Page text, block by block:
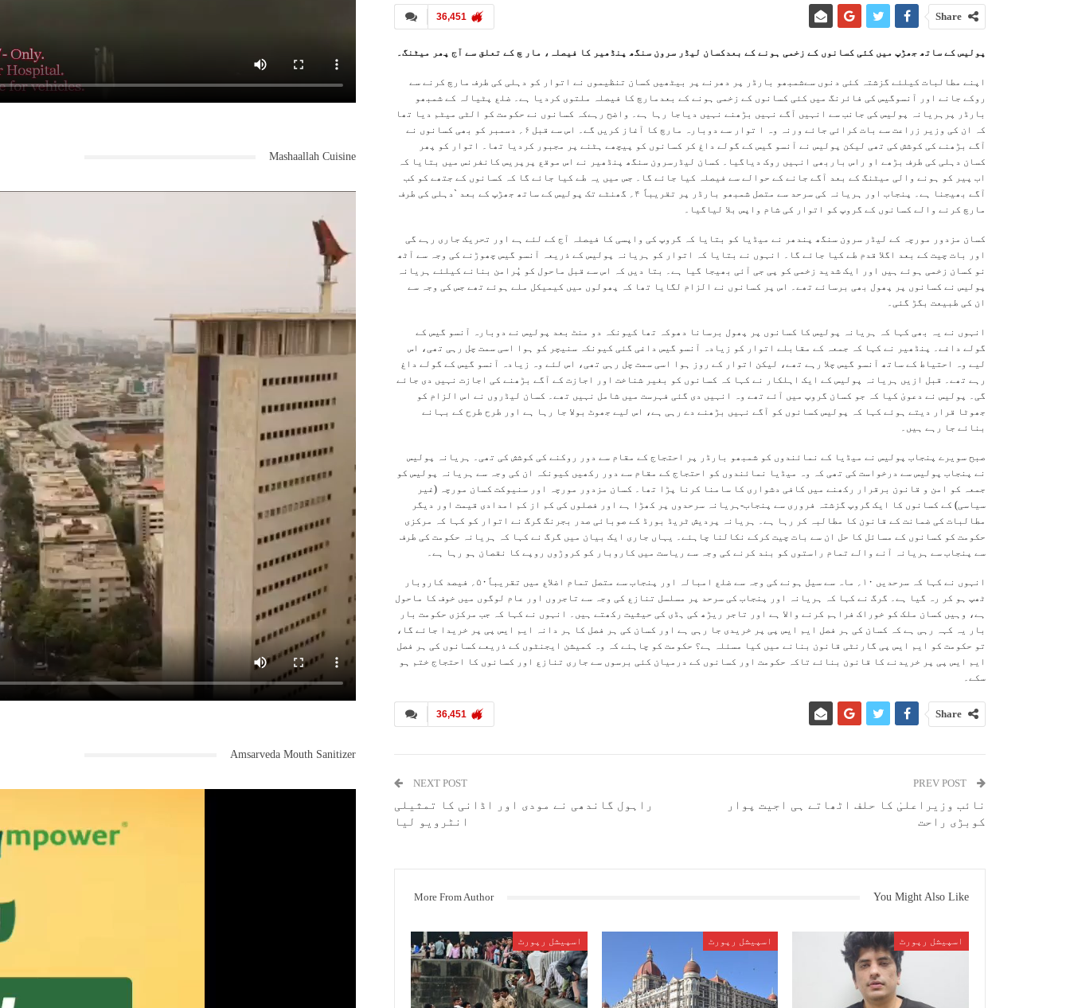
36,451 Share
پولیس کے ساتھ جھڑپ میں کئی کسانوں کے زخمی ہونے کے بعدکسان لیڈر سرون سنگھ پنڈھیر کا فیصلہ، مار چ کے تعلق سے آج پھر میٹنگ۔
اپنے مطالبات کیلئے گزشتہ کئی دنوں سےشمبھو بارڈر پر دھرنے پر بیٹھیں کسان تنظیموں نے اتوار کو دہلی کی طرف مارچ کرنے سے
روکے جانے اور آنسوگیس کی فائرنگ میں کئی کسانوں کے زخمی ہونے کے بعدمارچ کا فیصلہ ملتوی کردیا ہے۔ ضلع پٹیالہ کے شمبھو
بارڈر پرہریانہ پولیس کی جانب سے انہیں آگے نہیں بڑھنے نہیں دیاجا رہا ہے۔ واضح رہےکہ کسانوں نے حکومت کو الٹی میٹم دیا تھا
کہ ان کی وزیر زراعت سے بات کرائی جائے ورنہ وہ ا توار سے دوبارہ مارچ کا آغاز کریں گے۔ اس سے قبل ۶؍ دسمبر کو بھی کسانوں نے
آگے بڑھنے کی کوشش کی تھی لیکن پولیس نے آنسو گیس کے گولے داغ کر کسانوں کو پیچھے ہٹنے پر مجبور کردیا تھا۔ اتوار کو پھر
کسان دہلی کی طرف بڑھے او راس باربھی انہیں روک دیاگیا۔ کسان لیڈرسرون سنگھ پنڈھیر نے اس موقع پرپریس کانفرنس میں بتایا کہ
اب پیر کو ہونے والی میٹنگ کے بعد آگے جانے کے حوالے سے فیصلہ کیا جائے گا۔ جس میں یہ طے کیا جائے گا کہ کسانوں کے جتھے کو کب
آگے بھیجنا ہے۔ پنجاب اور ہریانہ کی سرحد سے متصل شمبھو بارڈر پر تقریباً ۴؍ گھنٹے تک پولیس کے ساتھ جھڑپ کے بعد `دہلی کی طرف
مارچ کرنے والے کسانوں کے گروپ کو اتوار کی شام واپس بلا لیاگیا۔
کسان مزدور مورچہ کے لیڈر سرون سنگھ پندھر نے میڈیا کو بتایا کہ گروپ کی واپسی کا فیصلہ آج کے لئے ہے اور تحریک جاری رہے گی
اور بات چیت کے بعد اگلا قدم طے کیا جائے گا۔ انہوں نے بتایا کہ اتوار کو ہریانہ پولیس کے ذریعہ آنسو گیس چھوڑنے کی وجہ سے آٹھ
نو کسان زخمی ہوئے ہیں اور ایک شدید زخمی کو پی جی آئی بھیجا گیا ہے۔ بتا دیں کہ اس سے قبل ماحول کو پُرامن بنانے کیلئے ہریانہ
پولیس نے کسانوں پر پھول بھی برسائے تھے۔ اس پر کسانوں نے الزام لگایا تھا کہ پھولوں میں کیمیکل ملے ہوئے تھے جس کی وجہ سے
ان کی طبیعت بگڑ گئی۔
انہوں نے یہ بھی کہا کہ ہریانہ پولیس کا کسانوں پر پھول برسانا دھوکہ تھا کیونکہ دو منٹ بعد پولیس نے دوبارہ آنسو گیس کے
گولے داغے۔ پنڈھیر نے کہا کہ جمعہ کے مقابلے اتوار کو زیادہ آنسو گیس داغی گئی کیونکہ سنیچر کو ہوا اسی سمت چل رہی تھی، اس
لیے وہ احتیاط کے ساتھ آنسو گیس چلا رہے تھے، لیکن اتوار کے روز ہوا اسی سمت چل رہی تھی، اس لئے وہ زیادہ آنسو گیس کے گولے داغ
رہے تھے۔ قبل ازیں ہریانہ پولیس کے ایک اہلکار نے کہا کہ کسانوں کو بغیر شناخت اور اجازت کے آگے بڑھنے کی اجازت نہیں دی جائے
گی۔ پولیس نے دعویٰ کیا کہ جو کسان گروپ میں آئے تھے وہ انہیں دی گئی فہرست میں شامل نہیں تھے۔ کسان لیڈروں نے اس الزام کو
جھوٹا قرار دیتے ہوئے کہا کہ پولیس کسانوں کو آگے نہیں بڑھنے دے رہی ہے، اس لیے جھوٹ بولا جا رہا ہے اور طرح طرح کے بہانے
بنائے جا رہے ہیں۔
صبح سویرے پنجاب پولیس نے میڈیا کے نمائندوں کو شمبھو بارڈر پر احتجاج کے مقام سے دور روکنے کی کوشش کی تھی۔ ہریانہ پولیس
نے پنجاب پولیس سے درخواست کی تھی کہ وہ میڈیا نمائندوں کو احتجاج کے مقام سے دور رکھیں کیونکہ ان کی وجہ سے ہریانہ پولیس کو
جمعہ کو امن و قانون برقرار رکھنے میں کافی دشواری کا سامنا کرنا پڑا تھا۔ کسان مزدور مورچہ اور سنیوکت کسان مورچہ (غیر
سیاسی) کے کسانوں کا ایک گروپ گزشتہ فروری سے پنجاب-ہریانہ سرحدوں پر کھڑا ہے اور فصلوں کی کم از کم امدادی قیمت اور دیگر
مطالبات کی ضمانت کے قانون کا مطالبہ کر رہا ہے۔ ہریانہ پردیش ٹریڈ بورڈ کے صوبائی صدر بجرنگ گرگ نے اتوار کو کہا کہ مرکزی
حکومت کو کسانوں کے مسائل کا حل ان سے بات چیت کرکے نکالنا چاہئے۔ یہاں جاری ایک بیان میں گرگ نے کہا کہ ہریانہ حکومت کی طرف
سے پنجاب سے ہریانہ آنے والے تمام راستوں کو بند کرنے کی وجہ سے ریاست میں کاروبار کو کروڑوں روپے کا نقصان ہو رہا ہے۔
انہوں نے کہا کہ سرحدیں ۱۰؍ ماہ سے سیل ہونے کی وجہ سے ضلع امبالہ اور پنجاب سے متصل تمام اضلاع میں تقریباً۵۰؍ فیصد کاروبار
ٹھپ ہو کر رہ گیا ہے۔ گرگ نے کہا کہ ہریانہ اور پنجاب کی سرحد پر مسلسل تنازع کی وجہ سے تاجروں اور عام لوگوں میں خوف کا ماحول
ہے، وہیں کسان ملک کو خوراک فراہم کرنے والا ہے اور تاجر ریڑھ کی ہڈی کی حیثیت رکھتے ہیں۔ انہوں نے کہا کہ جب مرکزی حکومت بار
بار یہ کہہ رہی ہے کہ کسان کی ہر فصل ایم ایس پی پر خریدی جا رہی ہے اور کسان کی ہر فصل کا ہر دانہ ایم ایس پی پر خریدا جائے گا،
تو حکومت کو ایم ایس پی گارنٹی قانون بنانے میں کیا مسئلہ ہے؟ حکومت کو چاہئے کہ وہ کمیشن ایجنٹوں کے ذریعے کسانوں کی ہر فصل
ایم ایس پی پر خریدنے کا قانون بنائے تاکہ حکومت اور کسانوں کے درمیان کئی برسوں سے جاری تنازع اور کسانوں کا احتجاج ختم ہو
سکے۔
36,451 Share
نائب وزیراعلیٰ کا حلف اٹھاتے ہی اجیت پوار
کوبڑی راحت
NEXT POST
راہول گاندھی نے مودی اور اڈانی کا تمثیلی
انٹرویو لیا
You Might Also Like
More From Author
اسپیشل رپورٹ اسپیشل رپورٹ اسپیشل رپورٹ
Mashaallah Cuisine
Amsarveda Mouth Sanitizer